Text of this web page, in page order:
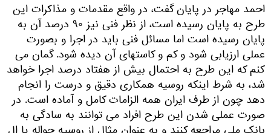
احمد مهاجر در پایان گفت، در واقع مقدمات و مذاکرات این
طرح به پایان رسیده است، از نظر فنی نیز ۹۰ درصد آن به
پایان رسیده است اما مسائل فنی باید در اجرا و بصورت
عملی ارزیابی شود و کم و کاستهای آن دیده شود. گمان می
کنم که این طرح به احتمال بیش از هفتاد درصد اجرا خواهد
شد، به شرط اینکه روسیه همکاری دقیق و درست را انجام
دهد چون از طرف ایران همه الزامات کامل و آماده است. در
صورت عملی شدن این طرح افراد می توانند به سادگی به